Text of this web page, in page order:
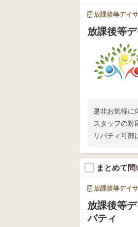
放課後等デイ
放課後等
是非お気軽に
スタッフの対
リバティ可部
まとめて
放課後等デイ
放課後等
バティ